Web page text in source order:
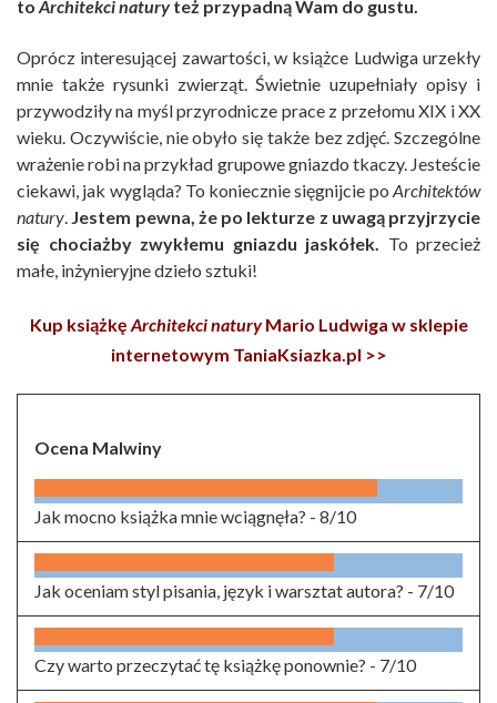
to Architekci naturyteż przypadną Wam do gustu.
Oprócz interesującej zawartości, w książce Ludwiga urzekły
mnie także rysunki zwierząt. Świetnie uzupełniały opisy i
przywodziły na myśl przyrodnicze prace z przełomu XIX i XX
wieku. Oczywiście, nie obyło się także bez zdjęć. Szczególne
wrażenie robi na przykład grupowe gniazdo tkaczy. Jesteście
ciekawi, jak wygląda? To koniecznie sięgnijcie po Architektów
natury Jestem pewna, że po lekturze z uwagą przyjrzycie
się chociażby zwykłemu gniazdu jaskółek.
To przecież
małe, inżynieryjne dzieło sztuki!
Kup książkę Architekci naturyMario Ludwiga w sklepie
internetowym TaniaKsiazka.pl >>
Ocena Malwiny
Jak mocno książka mnie wciągnęła? - 8/10
Jak oceniam styl pisania, język i warsztat autora? - 7/10
Czy warto przeczytać tę książkę ponownie? - 7/10